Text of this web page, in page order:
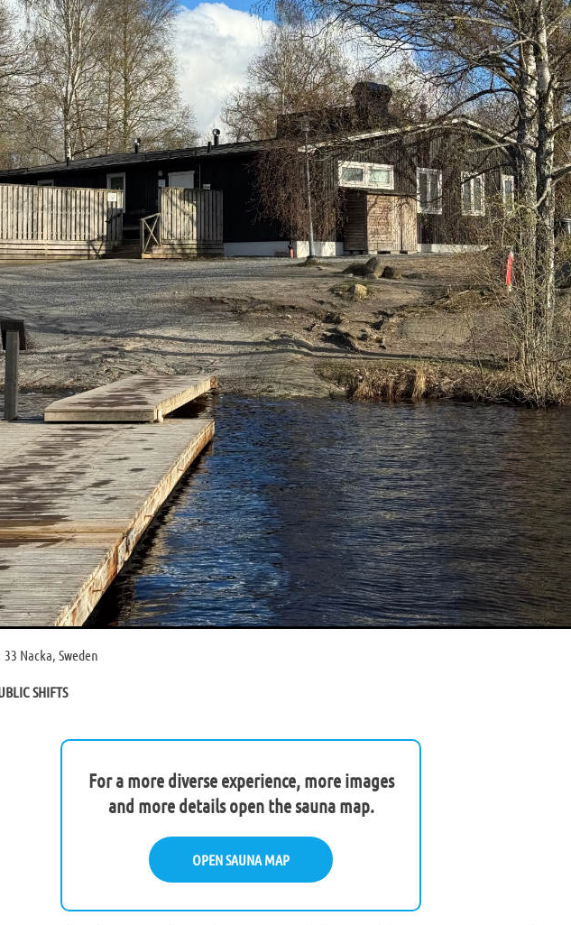
Nacka, Sweden
SHIFTS
For a more diverse experience, more images
and more details open the sauna map.
OPEN SAUNA MAP